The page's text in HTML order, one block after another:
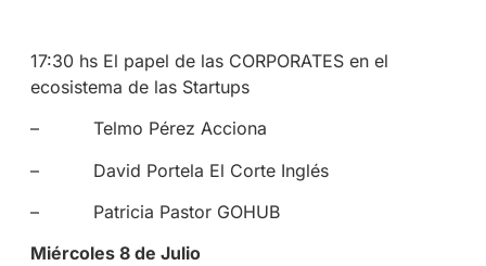
17:30 hs El papel de las CORPORATES en el
ecosistema de las Startups
– Telmo Pérez Acciona
– David Portela El Corte Inglés
– Patricia Pastor GOHUB
Miércoles 8 de Julio